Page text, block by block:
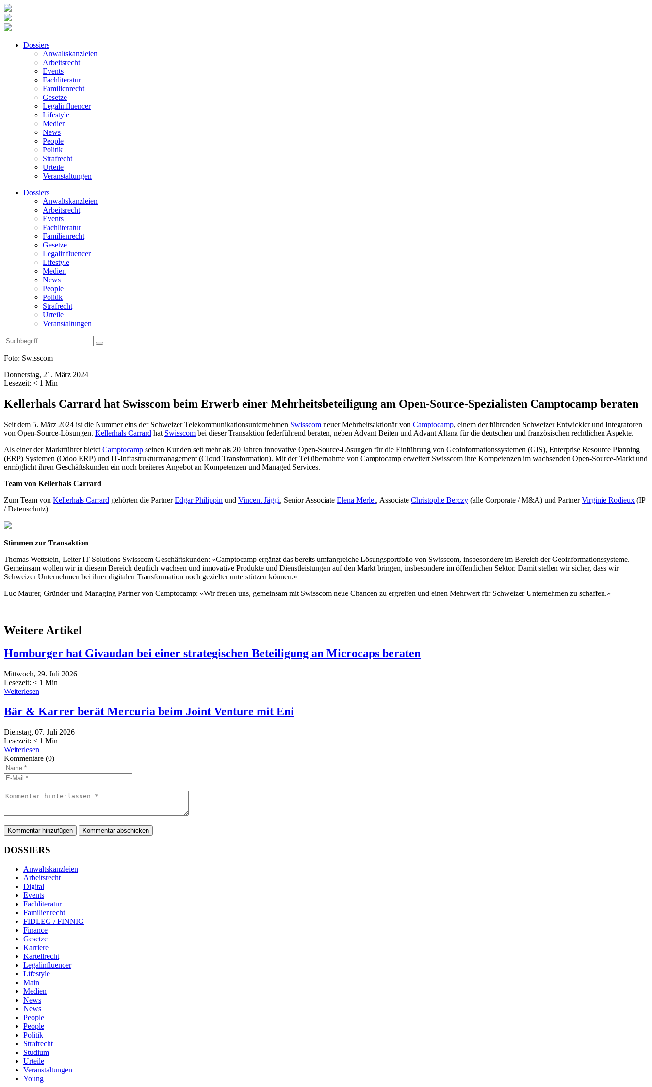
Dossiers
Anwaltskanzleien
Arbeitsrecht
Events
Fachliteratur
Familienrecht
Gesetze
Legalinfluencer
Lifestyle
Medien
News
People
Politik
Strafrecht
Urteile
Veranstaltungen
Dossiers
Anwaltskanzleien
Arbeitsrecht
Events
Fachliteratur
Familienrecht
Gesetze
Legalinfluencer
Lifestyle
Medien
News
People
Politik
Strafrecht
Urteile
Veranstaltungen
Foto: Swisscom
Donnerstag, 21. März 2024
Lesezeit: < 1 Min
Kellerhals Carrard hat Swisscom beim Erwerb einer Mehrheitsbeteiligung am Open-Source-Spezialisten Camptocamp beraten
Seit dem 5. März 2024 ist die Nummer eins der Schweizer Telekommunikationsunternehmen Swisscom neuer Mehrheitsaktionär von Camptocamp, einem der führenden Schweizer Entwickler und Integratoren
von Open-Source-Lösungen. Kellerhals Carrard hat Swisscom bei dieser Transaktion federführend beraten, neben Advant Beiten und Advant Altana für die deutschen und französischen rechtlichen Aspekte.
Als einer der Marktführer bietet Camptocamp seinen Kunden seit mehr als 20 Jahren innovative Open-Source-Lösungen für die Einführung von Geoinformationssystemen (GIS), Enterprise Resource Planning
(ERP) Systemen (Odoo ERP) und IT-Infrastrukturmanagement (Cloud Transformation). Mit der Teilübernahme von Camptocamp erweitert Swisscom ihre Kompetenzen im wachsenden Open-Source-Markt und
ermöglicht ihren Geschäftskunden ein noch breiteres Angebot an Kompetenzen und Managed Services.
Team von Kellerhals Carrard
Zum Team von Kellerhals Carrard gehörten die PartnerEdgar Philippin und Vincent Jäggi, Senior Associate Elena Merlet, Associate Christophe Berczy (alle Corporate / M&A) und PartnerVirginie Rodieux (IP
/ Datenschutz).
Stimmen zur Transaktion
Thomas Wettstein, Leiter IT Solutions Swisscom Geschäftskunden: «Camptocamp ergänzt das bereits umfangreiche Lösungsportfolio von Swisscom, insbesondere im Bereich der Geoinformationssysteme.
Gemeinsam wollen wir in diesem Bereich deutlich wachsen und innovative Produkte und Dienstleistungen auf den Markt bringen, insbesondere im öffentlichen Sektor. Damit stellen wir sicher, dass wir
Schweizer Unternehmen bei ihrer digitalen Transformation noch gezielter unterstützen können.»
Luc Maurer, Gründer und Managing Partner von Camptocamp: «Wir freuen uns, gemeinsam mit Swisscom neue Chancen zu ergreifen und einen Mehrwert für Schweizer Unternehmen zu schaffen.»
Weitere Artikel
Homburger hat Givaudan bei einer strategischen Beteiligung an Microcaps beraten
Mittwoch, 29. Juli 2026
Lesezeit: < 1 Min
Weiterlesen
Bär & Karrer berät Mercuria beim Joint Venture mit Eni
Dienstag, 07. Juli 2026
Lesezeit: < 1 Min
Weiterlesen
Kommentare (0)
Kommentar hinzufügen
DOSSIERS
Anwaltskanzleien
Arbeitsrecht
Digital
Events
Fachliteratur
Familienrecht
FIDLEG / FINNIG
Finance
Gesetze
Karriere
Kartellrecht
Legalinfluencer
Lifestyle
Main
Medien
News
News
People
People
Politik
Strafrecht
Studium
Urteile
Veranstaltungen
Young